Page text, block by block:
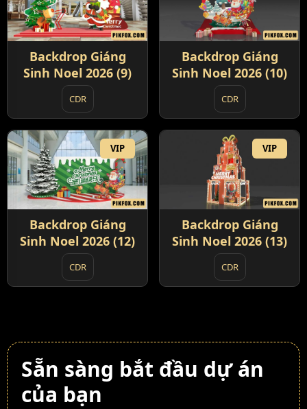
Backdrop Giáng
Sinh Noel 2026 (9)
CDR
Backdrop Giáng
Sinh Noel 2026 (10)
CDR
VIP
Backdrop Giáng
Sinh Noel 2026 (12)
CDR
VIP
Backdrop Giáng
Sinh Noel 2026 (13)
CDR
Sẵn sàng bắt đầu dự án
của bạn